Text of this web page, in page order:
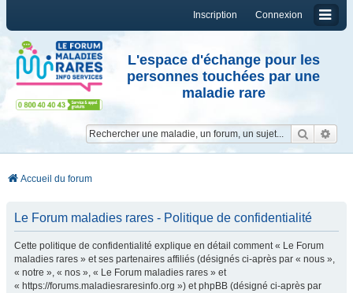
Connexion
Inscription
L'espace d'échange pour les
personnes touchées par une
maladie rare
Accueil du forum
Le Forum maladies rares - Politique de confidentialité
Cette politique de confidentialité explique en détail comment « Le Forum
maladies rares » et ses partenaires affiliés (désignés ci-après par « nous »,
« notre », « nos », « Le Forum maladies rares » et
« https://forums.maladiesraresinfo.org ») et phpBB (désigné ci-après par